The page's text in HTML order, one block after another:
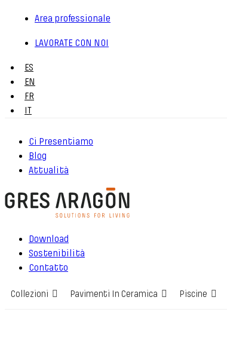
Area professionale
LAVORATE CON NOI
ES
EN
FR
IT
Ci Presentiamo
Blog
Attualità
Download
Sostenibilità
Contatto
Collezioni Pavimenti In Ceramica Piscine